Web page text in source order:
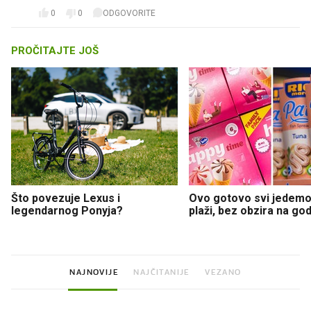
0 0 ODGOVORITE
PROČITAJTE JOŠ
Što povezuje Lexus i
legendarnog Ponyja?
Ovo gotovo svi
plaži, bez obzira na
NAJNOVIJE NAJČITANIJE VEZANO